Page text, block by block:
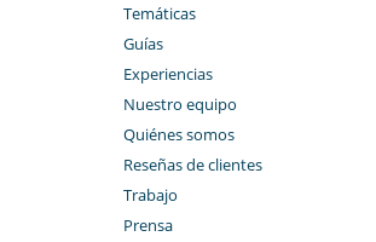
Temáticas
Guías
Experiencias
Nuestro equipo
Quiénes somos
Reseñas de clientes
Trabajo
Prensa